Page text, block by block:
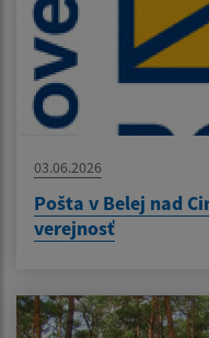
03.06.2026
Pošta v Belej nad
verejnosť